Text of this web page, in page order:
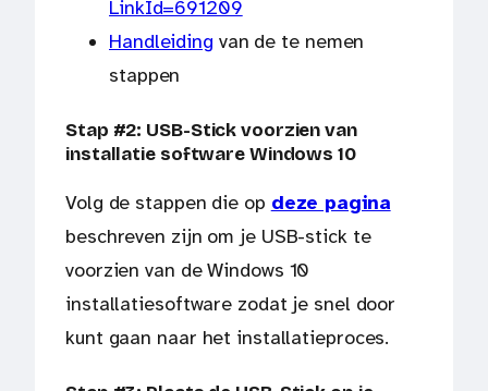
LinkId=691209
Handleiding van de te nemen
stappen
Stap #2: USB-Stick voorzien van
installatie software Windows 10
Volg de stappen die op deze pagina
beschreven zijn om je USB-stick te
voorzien van de Windows 10
installatiesoftware zodat je snel door
kunt gaan naar het installatieproces.